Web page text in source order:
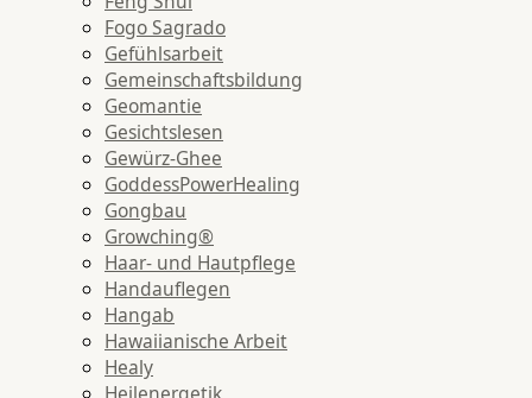
Fogo Sagrado
Gefühlsarbeit
Gemeinschaftsbildung
Geomantie
Gesichtslesen
Gewürz-Ghee
GoddessPowerHealing
Gongbau
Growching®
Haar- und Hautpflege
Handauflegen
Hangab
Hawaiianische Arbeit
Healy